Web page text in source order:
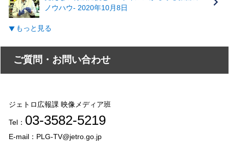
ノウハウ‐ 2020年10月8日
もっと見る
ご質問・お問い合わせ
ジェトロ広報課 映像メディア班
Tel： 03-3582-5219
E-mail：PLG-TV@jetro.go.jp